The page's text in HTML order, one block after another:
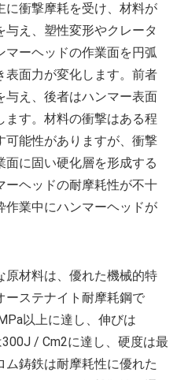
に衝撃摩耗を受け、材料が
え、塑性変形やクレータ
マーヘッドの作業面を円弧
表面力が変化します。前者
与え、後者はハンマー表面
す。材料の衝撃はある程
可能性がありますが、衝撃
に固い硬化層を形成する
ーヘッドの耐摩耗性が不十
作業中にハンマーヘッドが
原材料は、優れた機械的特
ーステナイト耐摩耗鋼で
以上に達し、伸びは
/ Cm2に達し、硬度は最
ム鋳鉄は耐摩耗性に優れた